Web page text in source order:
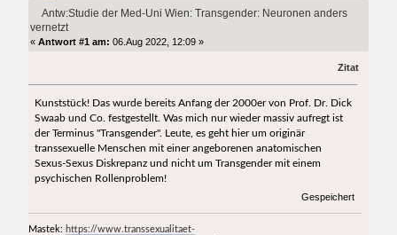
Antw:Studie der Med-Uni Wien: Transgender: Neuronen anders
vernetzt
«Antwort #1 am: 06.Aug 2022, 12:09 »
Zitat
Kunststück! Das wurde bereits Anfang der 2000er von Prof. Dr. Dick
Swaab und Co. festgestellt. Was mich nur wieder massiv aufregt ist
der Terminus "Transgender". Leute, es geht hier um originär
transsexuelle Menschen mit einer angeborenen anatomischen
Sexus-Sexus Diskrepanz und nicht um Transgender mit einem
psychischen Rollenproblem!
Gespeichert
Mastek: https://www.transsexualitaet-